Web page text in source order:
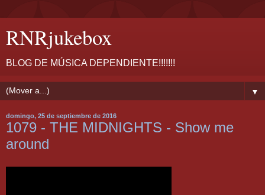
RNRjukebox
BLOG DE MÚSICA DEPENDIENTE!!!!!!!
▼
domingo, 25 de septiembre de 2016
1079 - THE MIDNIGHTS - Show me
around